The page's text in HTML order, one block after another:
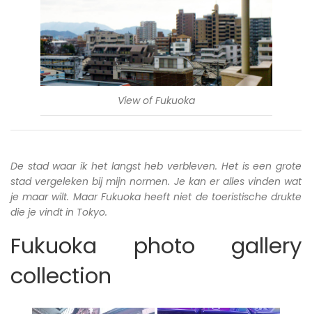
View of Fukuoka
De stad waar ik het langst heb verbleven. Het is een grote
stad vergeleken bij mijn normen. Je kan er alles vinden wat
je maar wilt. Maar Fukuoka heeft niet de toeristische drukte
die je vindt in Tokyo.
Fukuoka photo gallery
collection